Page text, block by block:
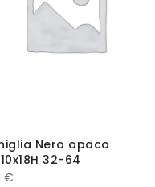
Nero opaco
32-64
€